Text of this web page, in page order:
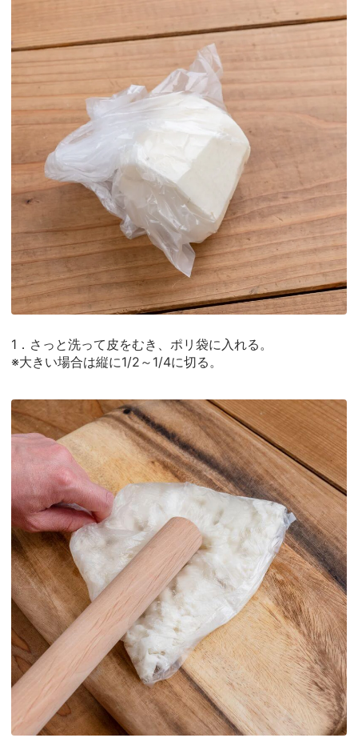
1．さっと洗って皮をむき、ポリ袋に入れる。
※大きい場合は縦に1/2～1/4に切る。